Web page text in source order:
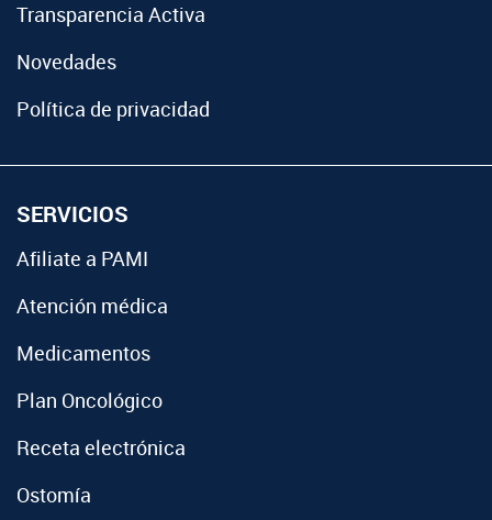
Transparencia Activa
Novedades
Política de privacidad
SERVICIOS
Afiliate a PAMI
Atención médica
Medicamentos
Plan Oncológico
Receta electrónica
Ostomía